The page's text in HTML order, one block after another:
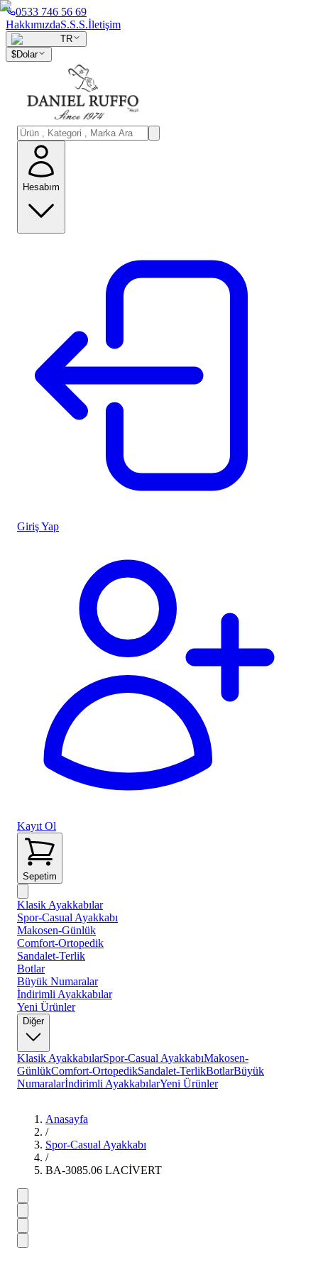
0533 746 56 69
HakkımızdaS.S.S.İletişim
TR
$Dolar
Hesabım
Giriş Yap
Kayıt Ol
Sepetim
Klasik Ayakkabılar
Spor-Casual Ayakkabı
Makosen-Günlük
Comfort-Ortopedik
Sandalet-Terlik
Botlar
Büyük Numaralar
İndirimli Ayakkabılar
Yeni Ürünler
Diğer
Klasik AyakkabılarSpor-Casual AyakkabıMakosen-
GünlükComfort-OrtopedikSandalet-TerlikBotlarBüyük
Numaralarİndirimli AyakkabılarYeni Ürünler
Anasayfa
/
Spor-Casual Ayakkabı
/
BA-3085.06 LACİVERT